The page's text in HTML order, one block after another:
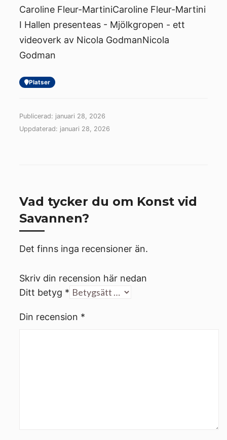
Caroline Fleur-Martini​Caroline Fleur-Martini​​
I Hallen presenteas - Mjölkgropen - ett
videoverk av Nicola Godman​Nicola
Godman​
Platser
Publicerad: januari 28, 2026
Uppdaterad: januari 28, 2026
Vad tycker du om Konst vid
Savannen?
Det finns inga recensioner än.
Skriv din recension här nedan
Ditt betyg *
Din recension *